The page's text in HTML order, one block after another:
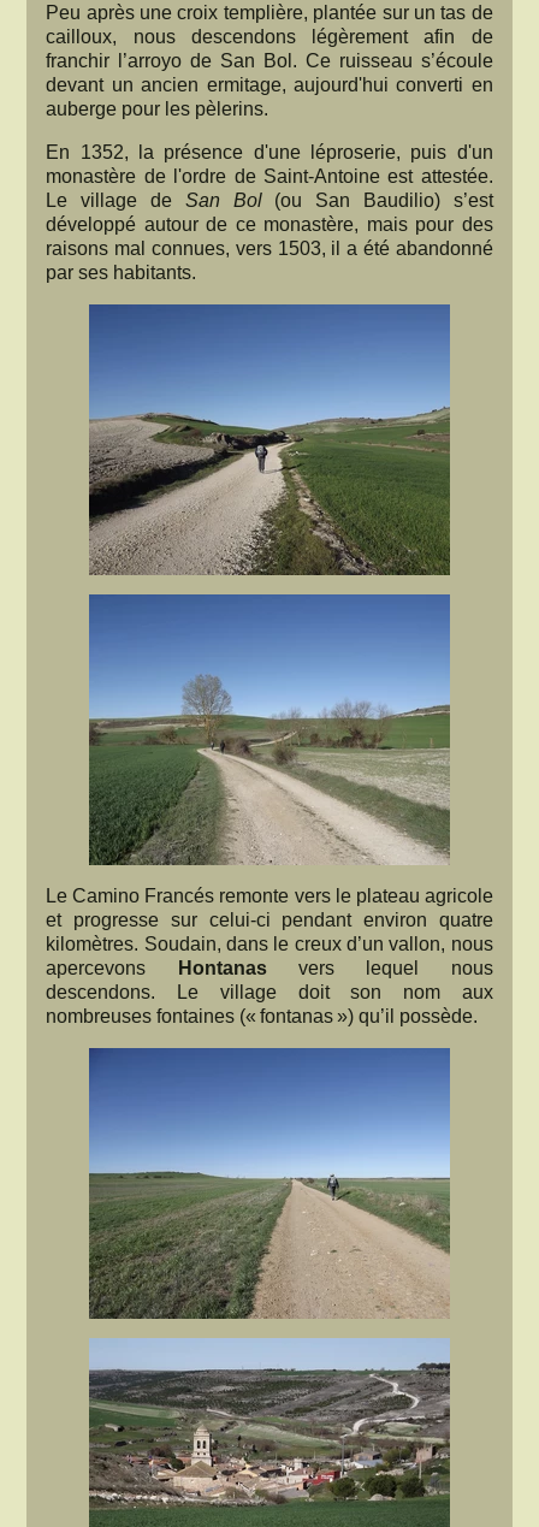
Peu après une croix templière, plantée sur un tas de
cailloux, nous descendons légèrement afin de
franchir l’arroyo de San Bol. Ce ruisseau s’écoule
devant un ancien ermitage, aujourd'hui converti en
auberge pour les pèlerins.
En 1352, la présence d'une léproserie, puis d'un
monastère de l'ordre de Saint-Antoine est attestée.
Le village de San Bol(ou San Baudilio) s’est
développé autour de ce monastère, mais pour des
raisons mal connues, vers 1503, il a été abandonné
par ses habitants.
Le Camino Francés remonte vers le plateau agricole
et progresse sur celui-ci pendant environ quatre
kilomètres. Soudain, dans le creux d’un vallon, nous
apercevons
Hontanasvers lequel nous
descendons. Le village doit son nom aux
nombreuses fontaines (« fontanas ») qu’il possède.